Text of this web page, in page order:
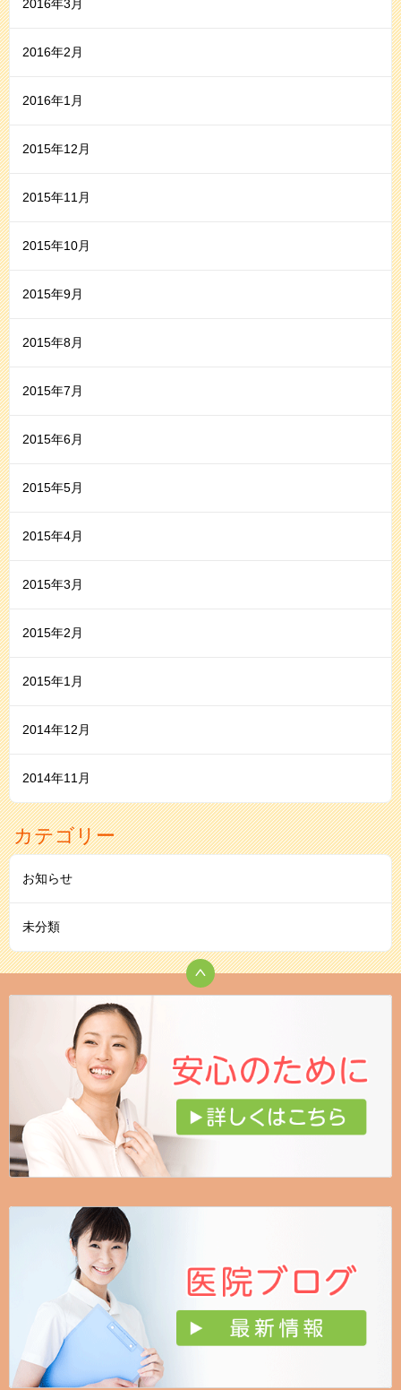
2016年3月
2016年2月
2016年1月
2015年12月
2015年11月
2015年10月
2015年9月
2015年8月
2015年7月
2015年6月
2015年5月
2015年4月
2015年3月
2015年2月
2015年1月
2014年12月
2014年11月
カテゴリー
お知らせ
未分類